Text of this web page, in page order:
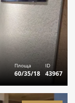
Площа
60/35/18
ID
43967